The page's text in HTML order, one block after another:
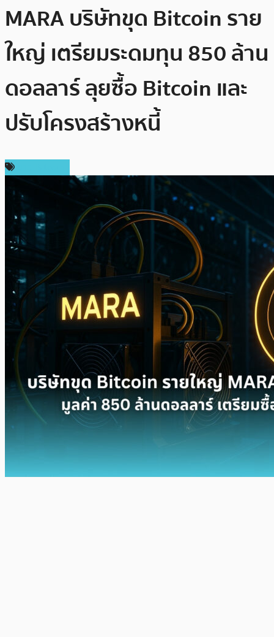
MARA บริษัทขุด Bitcoin ราย
ใหญ่ เตรียมระดมทุน 850 ล้าน
ดอลลาร์ ลุยซื้อ Bitcoin และ
ปรับโครงสร้างหนี้